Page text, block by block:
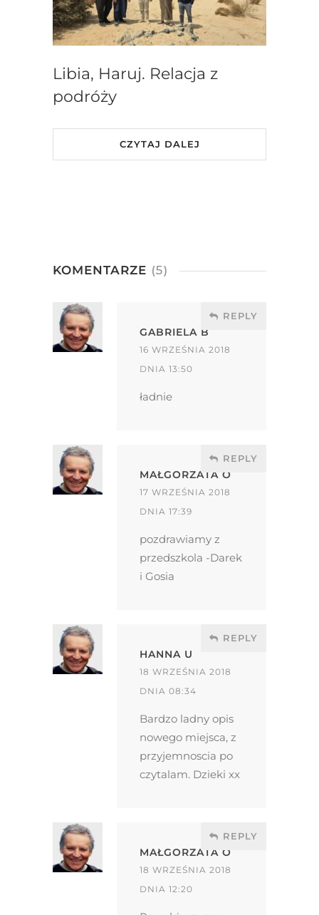
Libia, Haruj. Relacja z
podróży
CZYTAJ DALEJ
KOMENTARZE (5)
GABRIELA B
16 WRZEŚNIA 2018
DNIA 13:50
REPLY
ładnie
MAŁGORZATA O
17 WRZEŚNIA 2018
DNIA 17:39
REPLY
pozdrawiamy z
przedszkola -Darek
i Gosia
HANNA U
18 WRZEŚNIA 2018
DNIA 08:34
REPLY
Bardzo ladny opis
nowego miejsca, z
przyjemnoscia po
czytalam. Dzieki xx
MAŁGORZATA O
18 WRZEŚNIA 2018
DNIA 12:20
REPLY